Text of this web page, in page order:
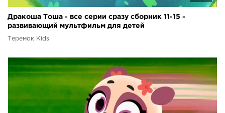
Дракоша Тоша - все серии сразу сборник 11-15 -
развивающий мультфильм для детей
Теремок Kids